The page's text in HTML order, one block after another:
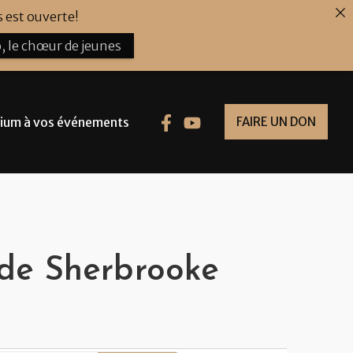
à vos événements FAIRE UN DON
Sherbrooke
est ouverte!
le chœur de jeunes